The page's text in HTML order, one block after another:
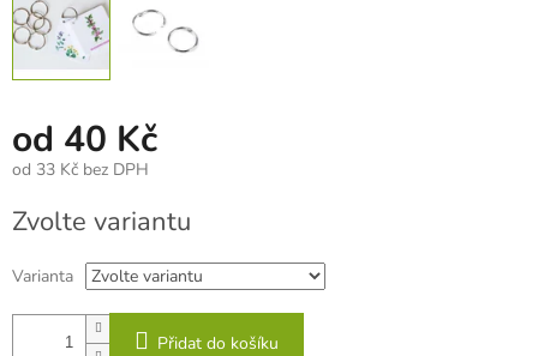
od 40 Kč
od 33 Kč bez DPH
cena:
Zvolte variantu
Varianta
Přidat do košíku